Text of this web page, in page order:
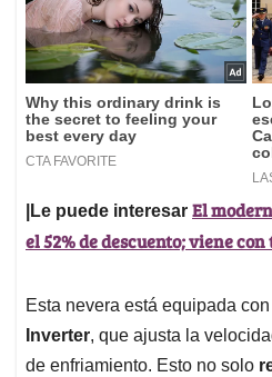
|Le puede interesar El
el 52% de descuento; viene
Esta nevera está equipada
Inverter, que ajusta la
de enfriamiento. Esto no solo